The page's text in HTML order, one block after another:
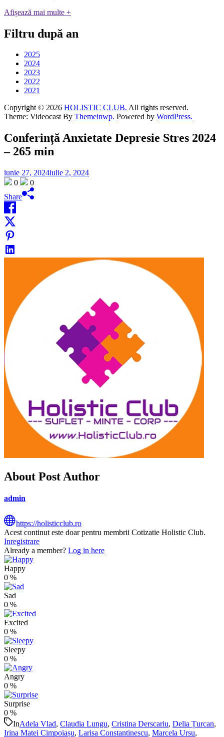
Afișează mai multe +
Filtru după an
2025
2024
2023
2022
2021
Copyright © 2026 HOLISTIC CLUB. All rights reserved.
Theme: Videocast By Themeinwp. Powered by WordPress.
Conferință Anxietate Depresie Stres 2024
– 265 min
iunie 27, 2024iulie 2, 2024
0
0
Share
About Post Author
admin
https://holisticclub.ro
Acest continut este doar pentru membrii Cotizatie Holistic Club.
Inregistrare
Already a member? Log in here
Happy
0 %
Sad
0 %
Excited
0 %
Sleepy
0 %
Angry
0 %
Surprise
0 %
InAdela Vlad, Claudia Lungu, Cristina Derscariu, Delia Țurcan,
Irina Matei Cimpoiașu, Larisa Constantinescu, Marcela Ursu,